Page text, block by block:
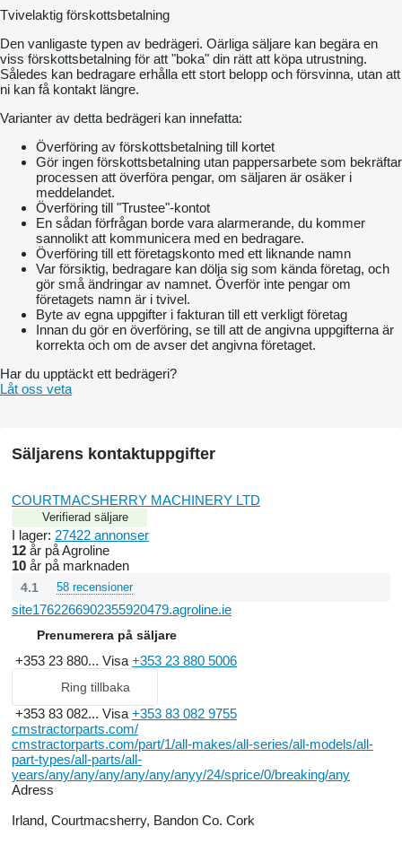
Tvivelaktig förskottsbetalning
Den vanligaste typen av bedrägeri. Oärliga säljare kan begära en
viss förskottsbetalning för att "boka" din rätt att köpa utrustning.
Således kan bedragare erhålla ett stort belopp och försvinna, utan att
ni kan få kontakt längre.
Varianter av detta bedrägeri kan innefatta:
Överföring av förskottsbetalning till kortet
Gör ingen förskottsbetalning utan pappersarbete som bekräftar
processen att överföra pengar, om säljaren är osäker i
meddelandet.
Överföring till "Trustee"-kontot
En sådan förfrågan borde vara alarmerande, du kommer
sannolikt att kommunicera med en bedragare.
Överföring till ett företagskonto med ett liknande namn
Var försiktig, bedragare kan dölja sig som kända företag, och
gör små ändringar av namnet. Överför inte pengar om
företagets namn är i tvivel.
Byte av egna uppgifter i fakturan till ett verkligt företag
Innan du gör en överföring, se till att de angivna uppgifterna är
korrekta och om de avser det angivna företaget.
Har du upptäckt ett bedrägeri?
Låt oss veta
Säljarens kontaktuppgifter
COURTMACSHERRY MACHINERY LTD
Verifierad säljare
I lager: 27422 annonser
12 år på Agroline
10 år på marknaden
4.1 58 recensioner
site1762266902355920479.agroline.ie
Prenumerera på säljare
+353 23 880... Visa +353 23 880 5006
Ring tillbaka
+353 83 082... Visa +353 83 082 9755
cmstractorparts.com/
cmstractorparts.com/part/1/all-makes/all-series/all-models/all-
part-types/all-parts/all-
years/any/any/any/any/any/anyy/24/sprice/0/breaking/any
Adress
Irland, Courtmacsherry, Bandon Co. Cork